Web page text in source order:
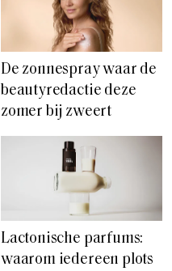
De zonnespray waar de
beautyredactie deze
zomer bij zweert
Lactonische parfums:
waarom iedereen plots